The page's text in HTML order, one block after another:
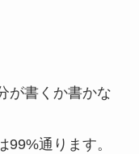
が書くか書かな
通ります。